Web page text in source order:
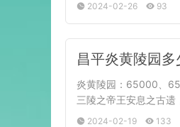
2024-02-26 93
昌平炎黄陵园
炎黄陵园：65000、
三陵之帝王安息之古
2024-02-19 133